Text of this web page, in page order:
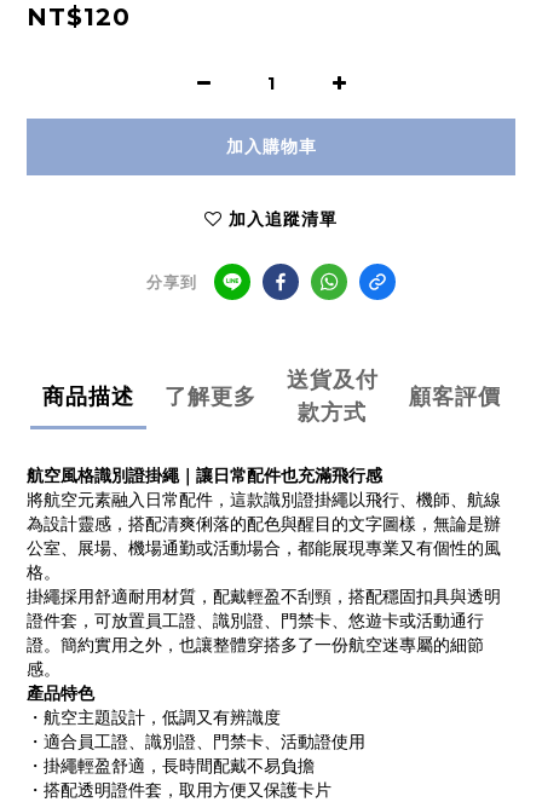
NT$120
加入購物車
加入追蹤清單
分享到
商品描述 了解更多
送貨及付
款方式
顧客評價
航空風格識別證掛繩｜讓日常配件也充滿飛行感
將航空元素融入日常配件，這款識別證掛繩以飛行、機師、航線
為設計靈感，搭配清爽俐落的配色與醒目的文字圖樣，無論是辦
公室、展場、機場通勤或活動場合，都能展現專業又有個性的風
格。
掛繩採用舒適耐用材質，配戴輕盈不刮頸，搭配穩固扣具與透明
證件套，可放置員工證、識別證、門禁卡、悠遊卡或活動通行
證。簡約實用之外，也讓整體穿搭多了一份航空迷專屬的細節
感。
產品特色
・航空主題設計，低調又有辨識度
・適合員工證、識別證、門禁卡、活動證使用
・掛繩輕盈舒適，長時間配戴不易負擔
・搭配透明證件套，取用方便又保護卡片